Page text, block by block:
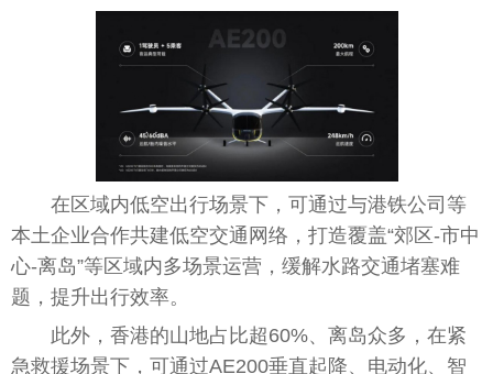
在区域内低空出行场景下，可通过与港铁公司等
本土企业合作共建低空交通网络，打造覆盖“郊区-市中
心-离岛”等区域内多场景运营，缓解水路交通堵塞难
题，提升出行效率。
此外， 香港的山地占比超60%、离岛众多，在紧
急救援场景下，可通过AE200垂直起降、电动化、智